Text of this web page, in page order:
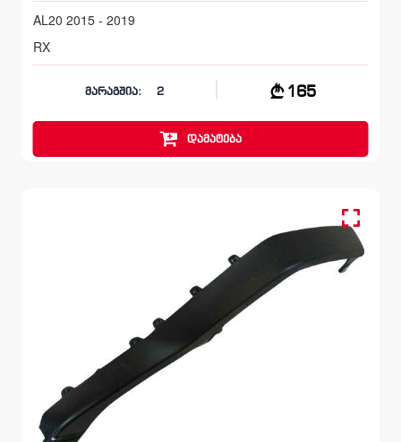
AL20 2015 - 2019
RX
მარაგშია: 2 165
დამატება
მოლდინგი, ბამპერი წინა